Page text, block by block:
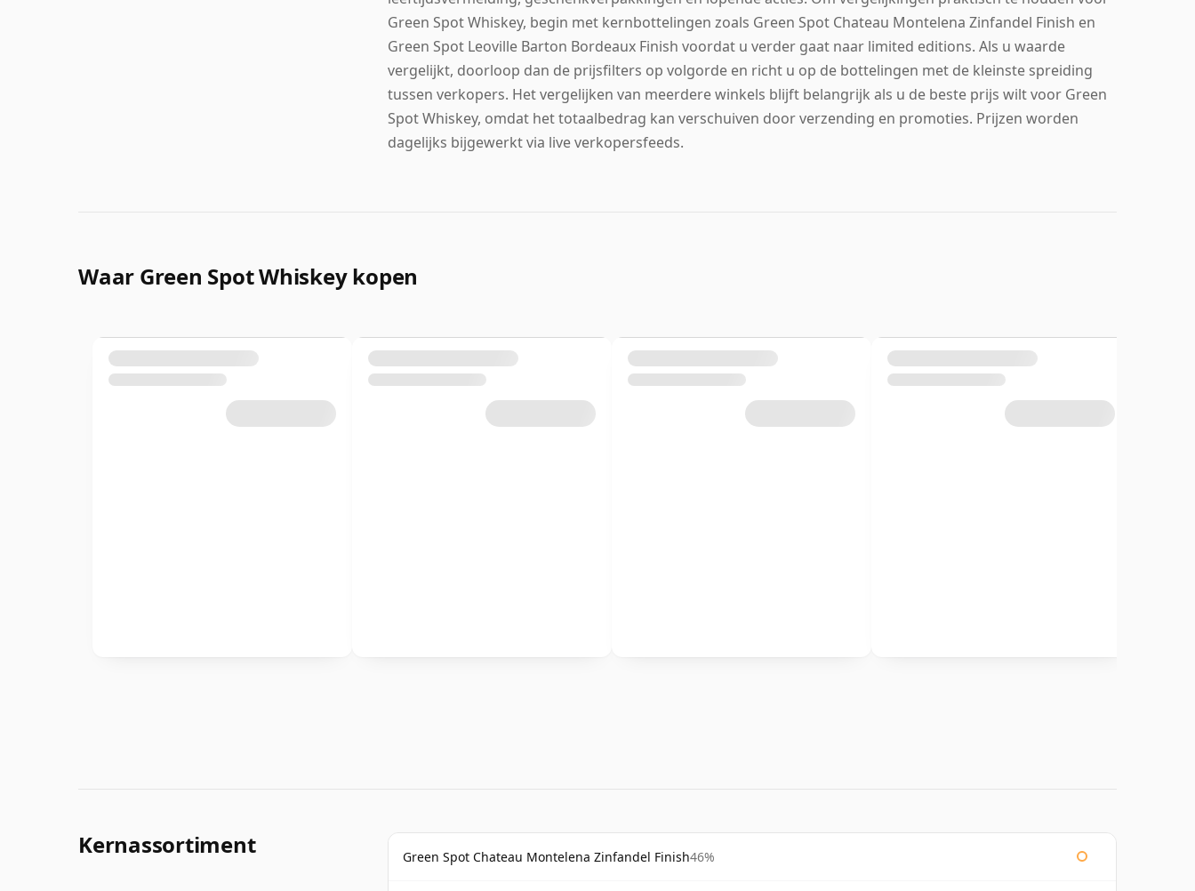
Green Spot Whiskey, begin met kernbottelingen zoals Green Spot Chateau Montelena Zinfandel Finish en
Green Spot Leoville Barton Bordeaux Finish voordat u verder gaat naar limited editions. Als u waarde
vergelijkt, doorloop dan de prijsfilters op volgorde en richt u op de bottelingen met de kleinste spreiding
tussen verkopers. Het vergelijken van meerdere winkels blijft belangrijk als u de beste prijs wilt voor Green
Spot Whiskey, omdat het totaalbedrag kan verschuiven door verzending en promoties. Prijzen worden
dagelijks bijgewerkt via live verkopersfeeds.
Waar Green Spot Whiskey kopen
Kernassortiment Green Spot Chateau Montelena Zinfandel Finish46%